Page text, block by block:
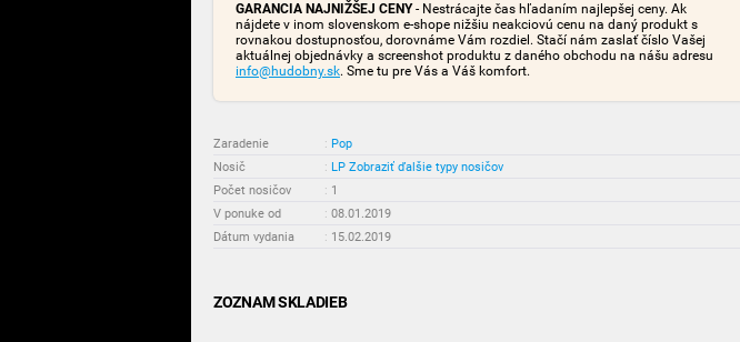
GARANCIA NAJNIŽŠEJ CENY- Nestrácajte čas hľadaním najlepšej ceny. Ak
nájdete v inom slovenskom e-shope nižšiu neakciovú cenu na daný produkt s
rovnakou dostupnosťou, dorovnáme Vám rozdiel. Stačí nám zaslať číslo Vašej
aktuálnej objednávky a screenshot produktu z daného obchodu na nášu adresu
info@hudobny.sk. Sme tu pre Vás a Váš komfort.
Zaradenie : Pop
Nosič
: LP Zobraziť ďalšie typy nosičov
Počet nosičov
: 1
V ponuke od
: 08.01.2019
Dátum vydania
: 15.02.2019
ZOZNAM SKLADIEB